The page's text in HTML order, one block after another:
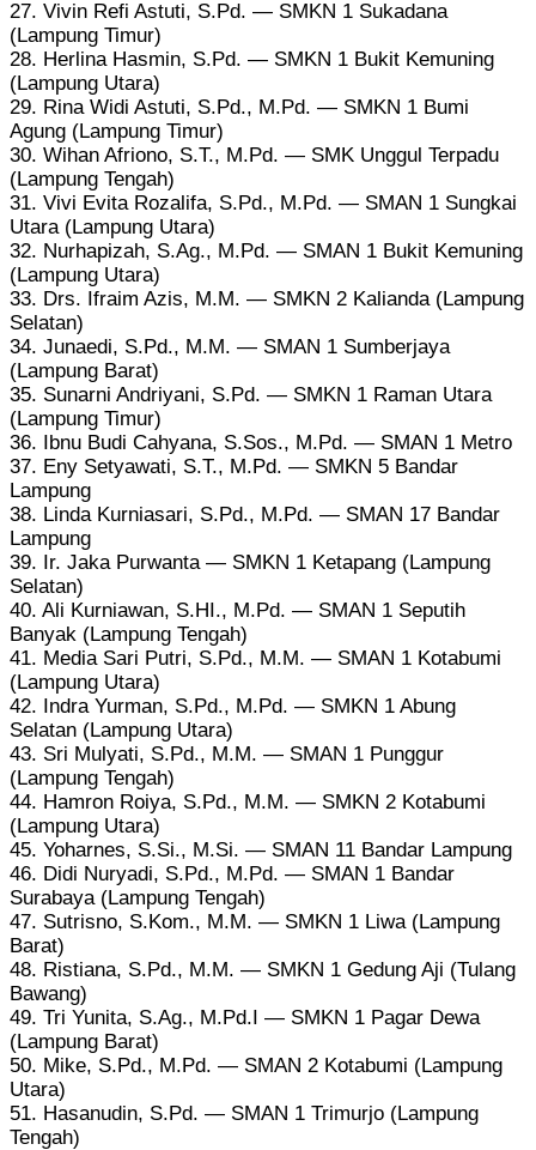
27. Vivin Refi Astuti, S.Pd. — SMKN 1 Sukadana
(Lampung Timur)
28. Herlina Hasmin, S.Pd. — SMKN 1 Bukit Kemuning
(Lampung Utara)
29. Rina Widi Astuti, S.Pd., M.Pd. — SMKN 1 Bumi
Agung (Lampung Timur)
30. Wihan Afriono, S.T., M.Pd. — SMK Unggul Terpadu
(Lampung Tengah)
31. Vivi Evita Rozalifa, S.Pd., M.Pd. — SMAN 1 Sungkai
Utara (Lampung Utara)
32. Nurhapizah, S.Ag., M.Pd. — SMAN 1 Bukit Kemuning
(Lampung Utara)
33. Drs. Ifraim Azis, M.M. — SMKN 2 Kalianda (Lampung
Selatan)
34. Junaedi, S.Pd., M.M. — SMAN 1 Sumberjaya
(Lampung Barat)
35. Sunarni Andriyani, S.Pd. — SMKN 1 Raman Utara
(Lampung Timur)
36. Ibnu Budi Cahyana, S.Sos., M.Pd. — SMAN 1 Metro
37. Eny Setyawati, S.T., M.Pd. — SMKN 5 Bandar
Lampung
38. Linda Kurniasari, S.Pd., M.Pd. — SMAN 17 Bandar
Lampung
39. Ir. Jaka Purwanta — SMKN 1 Ketapang (Lampung
Selatan)
40. Ali Kurniawan, S.HI., M.Pd. — SMAN 1 Seputih
Banyak (Lampung Tengah)
41. Media Sari Putri, S.Pd., M.M. — SMAN 1 Kotabumi
(Lampung Utara)
42. Indra Yurman, S.Pd., M.Pd. — SMKN 1 Abung
Selatan (Lampung Utara)
43. Sri Mulyati, S.Pd., M.M. — SMAN 1 Punggur
(Lampung Tengah)
44. Hamron Roiya, S.Pd., M.M. — SMKN 2 Kotabumi
(Lampung Utara)
45. Yoharnes, S.Si., M.Si. — SMAN 11 Bandar Lampung
46. Didi Nuryadi, S.Pd., M.Pd. — SMAN 1 Bandar
Surabaya (Lampung Tengah)
47. Sutrisno, S.Kom., M.M. — SMKN 1 Liwa (Lampung
Barat)
48. Ristiana, S.Pd., M.M. — SMKN 1 Gedung Aji (Tulang
Bawang)
49. Tri Yunita, S.Ag., M.Pd.I — SMKN 1 Pagar Dewa
(Lampung Barat)
50. Mike, S.Pd., M.Pd. — SMAN 2 Kotabumi (Lampung
Utara)
51. Hasanudin, S.Pd. — SMAN 1 Trimurjo (Lampung
Tengah)